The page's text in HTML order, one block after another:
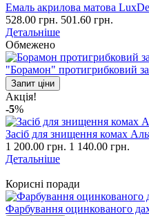
Емаль акрилова матова
528.00 грн. 501.60 грн.
Детальніше
Обмежено
"Борамон" протигрибковий
Запит ціни
Акція!
-5%
Засіб для знищення комах
1 200.00 грн. 1 140.00 грн.
Детальніше
Корисні поради
Фарбування оцинкованого